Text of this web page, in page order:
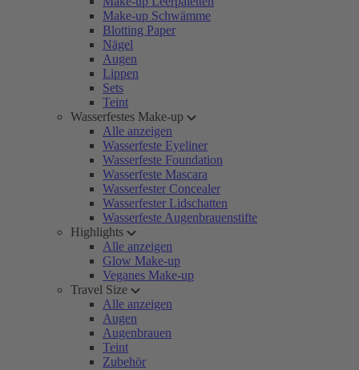
Make-up Schwämme
Blotting Paper
Nägel
Augen
Lippen
Sets
Teint
Wasserfestes Make-up
Alle anzeigen
Wasserfeste Eyeliner
Wasserfeste Foundation
Wasserfeste Mascara
Wasserfester Concealer
Wasserfester Lidschatten
Wasserfeste Augenbrauenstifte
Highlights
Alle anzeigen
Glow Make-up
Veganes Make-up
Travel Size
Alle anzeigen
Augen
Augenbrauen
Teint
Zubehör